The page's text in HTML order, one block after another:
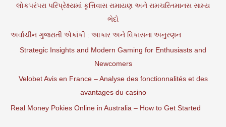
લોકપરંપરા પરિપ્રેક્ષ્યમાં કૃત્તિવાસ રામાયણ અને રામચરિતમાનસ સામ્ય
ભેદો
અર્વાચીન ગુજરાતી એકાંકી : આકાર અને વિકાસના અનુરણન
Strategic Insights and Modern Gaming for Enthusiasts and
Newcomers
Velobet Avis en France – Analyse des fonctionnalités et des
avantages du casino
Real Money Pokies Online in Australia – How to Get Started